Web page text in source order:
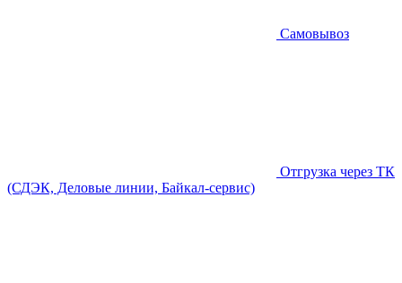
Самовывоз
Отгрузка через ТК
(СДЭК, Деловые линии, Байкал-сервис)